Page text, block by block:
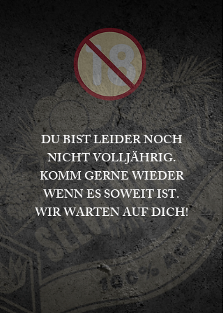
DU BIST LEIDER NOCH
NICHT VOLLJÄHRIG.
KOMM GERNE WIEDER
WENN ES SOWEIT IST.
WIR WARTEN AUF DICH!